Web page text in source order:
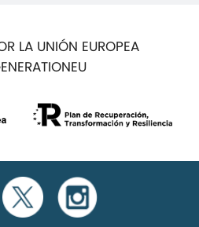
LA UNIÓN EUROPEA